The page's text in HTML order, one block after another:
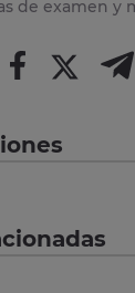
de examen y